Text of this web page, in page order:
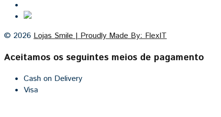
© 2026 Lojas Smile | Proudly Made By: FlexIT
Aceitamos os seguintes meios de pagamento
Cash on Delivery
Visa